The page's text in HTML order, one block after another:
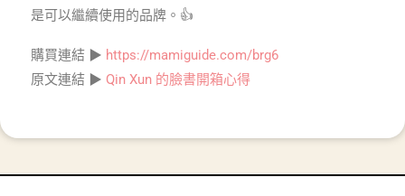
是可以繼續使用的品牌。👍
購買連結 ▶ https://mamiguide.com/brg6
原文連結 ▶ Qin Xun 的臉書開箱心得